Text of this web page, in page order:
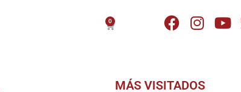
0
Carrito
MÁS VISITADOS